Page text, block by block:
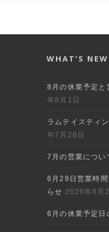
WHAT’S NEW
8月の休業予定と
年8月1日
ラムテイスティ
年7月28日
7月の営業につい
6月29日営業時
らせ 2026年6月
6月の休業予定日